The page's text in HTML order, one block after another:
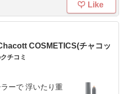
Like
COSMETICS(チャコッ
チコミ
ーで 浮いたり重